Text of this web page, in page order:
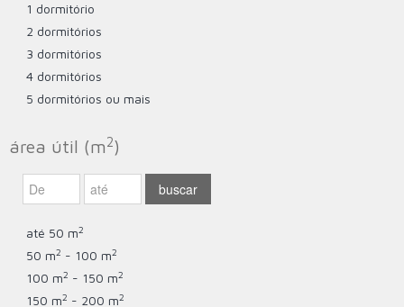
1 dormitório
2 dormitórios
3 dormitórios
4 dormitórios
5 dormitórios ou mais
área útil (m2)
até 50 m2
50 m2 - 100 m2
100 m2 - 150 m2
150 m2 - 200 m2